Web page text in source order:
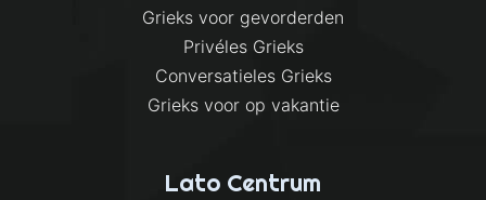
Grieks voor gevorderden
Privéles Grieks
Conversatieles Grieks
Grieks voor op vakantie
Lato Centrum